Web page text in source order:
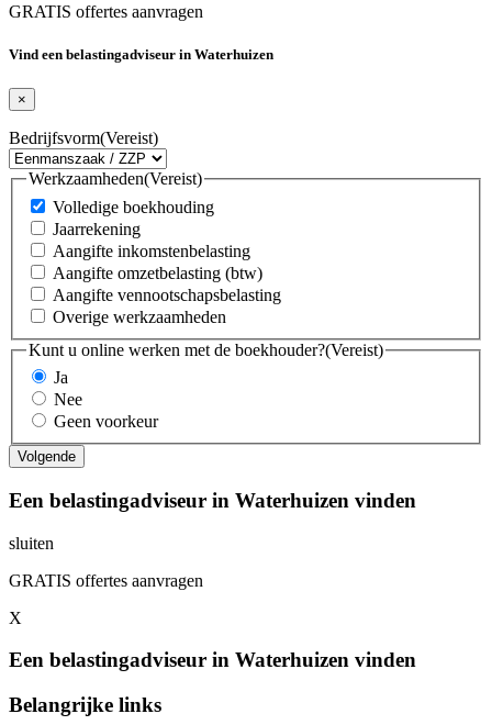
GRATIS offertes aanvragen
Vind een belastingadviseur in Waterhuizen
×
Bedrijfsvorm(Vereist)
Werkzaamheden(Vereist)
Volledige boekhouding
Jaarrekening
Aangifte inkomstenbelasting
Aangifte omzetbelasting (btw)
Aangifte vennootschapsbelasting
Overige werkzaamheden
Kunt u online werken met de boekhouder?(Vereist)
Ja
Nee
Geen voorkeur
Een belastingadviseur in Waterhuizen vinden
sluiten
GRATIS offertes aanvragen
X
Een belastingadviseur in Waterhuizen vinden
Belangrijke links